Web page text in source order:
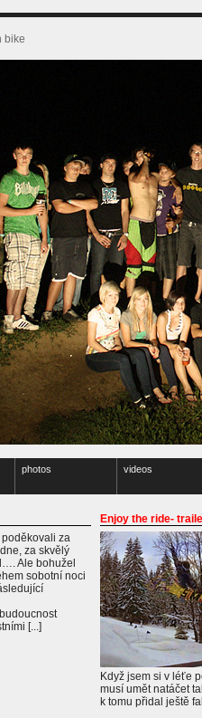
bike
photos videos
za
za skvělý
Ale bohužel
sobotní noci
[...]
Enjoy the ride-
Když jsem si v léťe
musí umět natáčet
k tomu přidal ještě